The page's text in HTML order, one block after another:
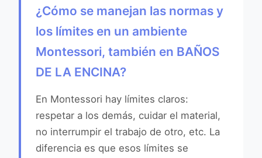
¿Cómo se manejan las normas y
los límites en un ambiente
Montessori, también en BAÑOS
DE LA ENCINA?
En Montessori hay límites claros:
respetar a los demás, cuidar el material,
no interrumpir el trabajo de otro, etc. La
diferencia es que esos límites se